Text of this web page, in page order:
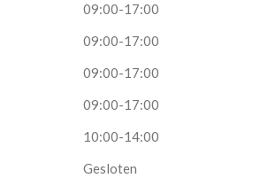
09:00-17:00
09:00-17:00
09:00-17:00
09:00-17:00
10:00-14:00
Gesloten